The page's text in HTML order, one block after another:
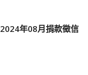
2024年08月捐款徵信